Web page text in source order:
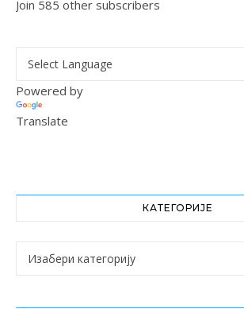
Join 585 other subscribers
Powered by
Translate
КАТЕГОРИЈЕ
Категорије